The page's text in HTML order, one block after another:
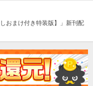
おまけ付き特装版】」新刊配